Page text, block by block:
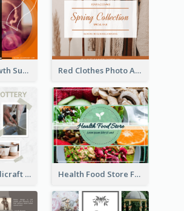
Children Growth Support Facebook Post Red Clothes Photo Apparel Sale Facebook Post
Ceramic Handicraft Workshop Facebook Post Health Food Store Facebook Post